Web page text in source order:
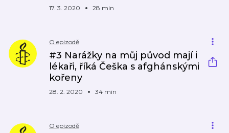
17. 3. 2020 28 min
O epizodě
#3 Narážky na můj původ mají i
lékaři, říká Češka s afghánskými
kořeny
28. 2. 2020 34 min
O epizodě